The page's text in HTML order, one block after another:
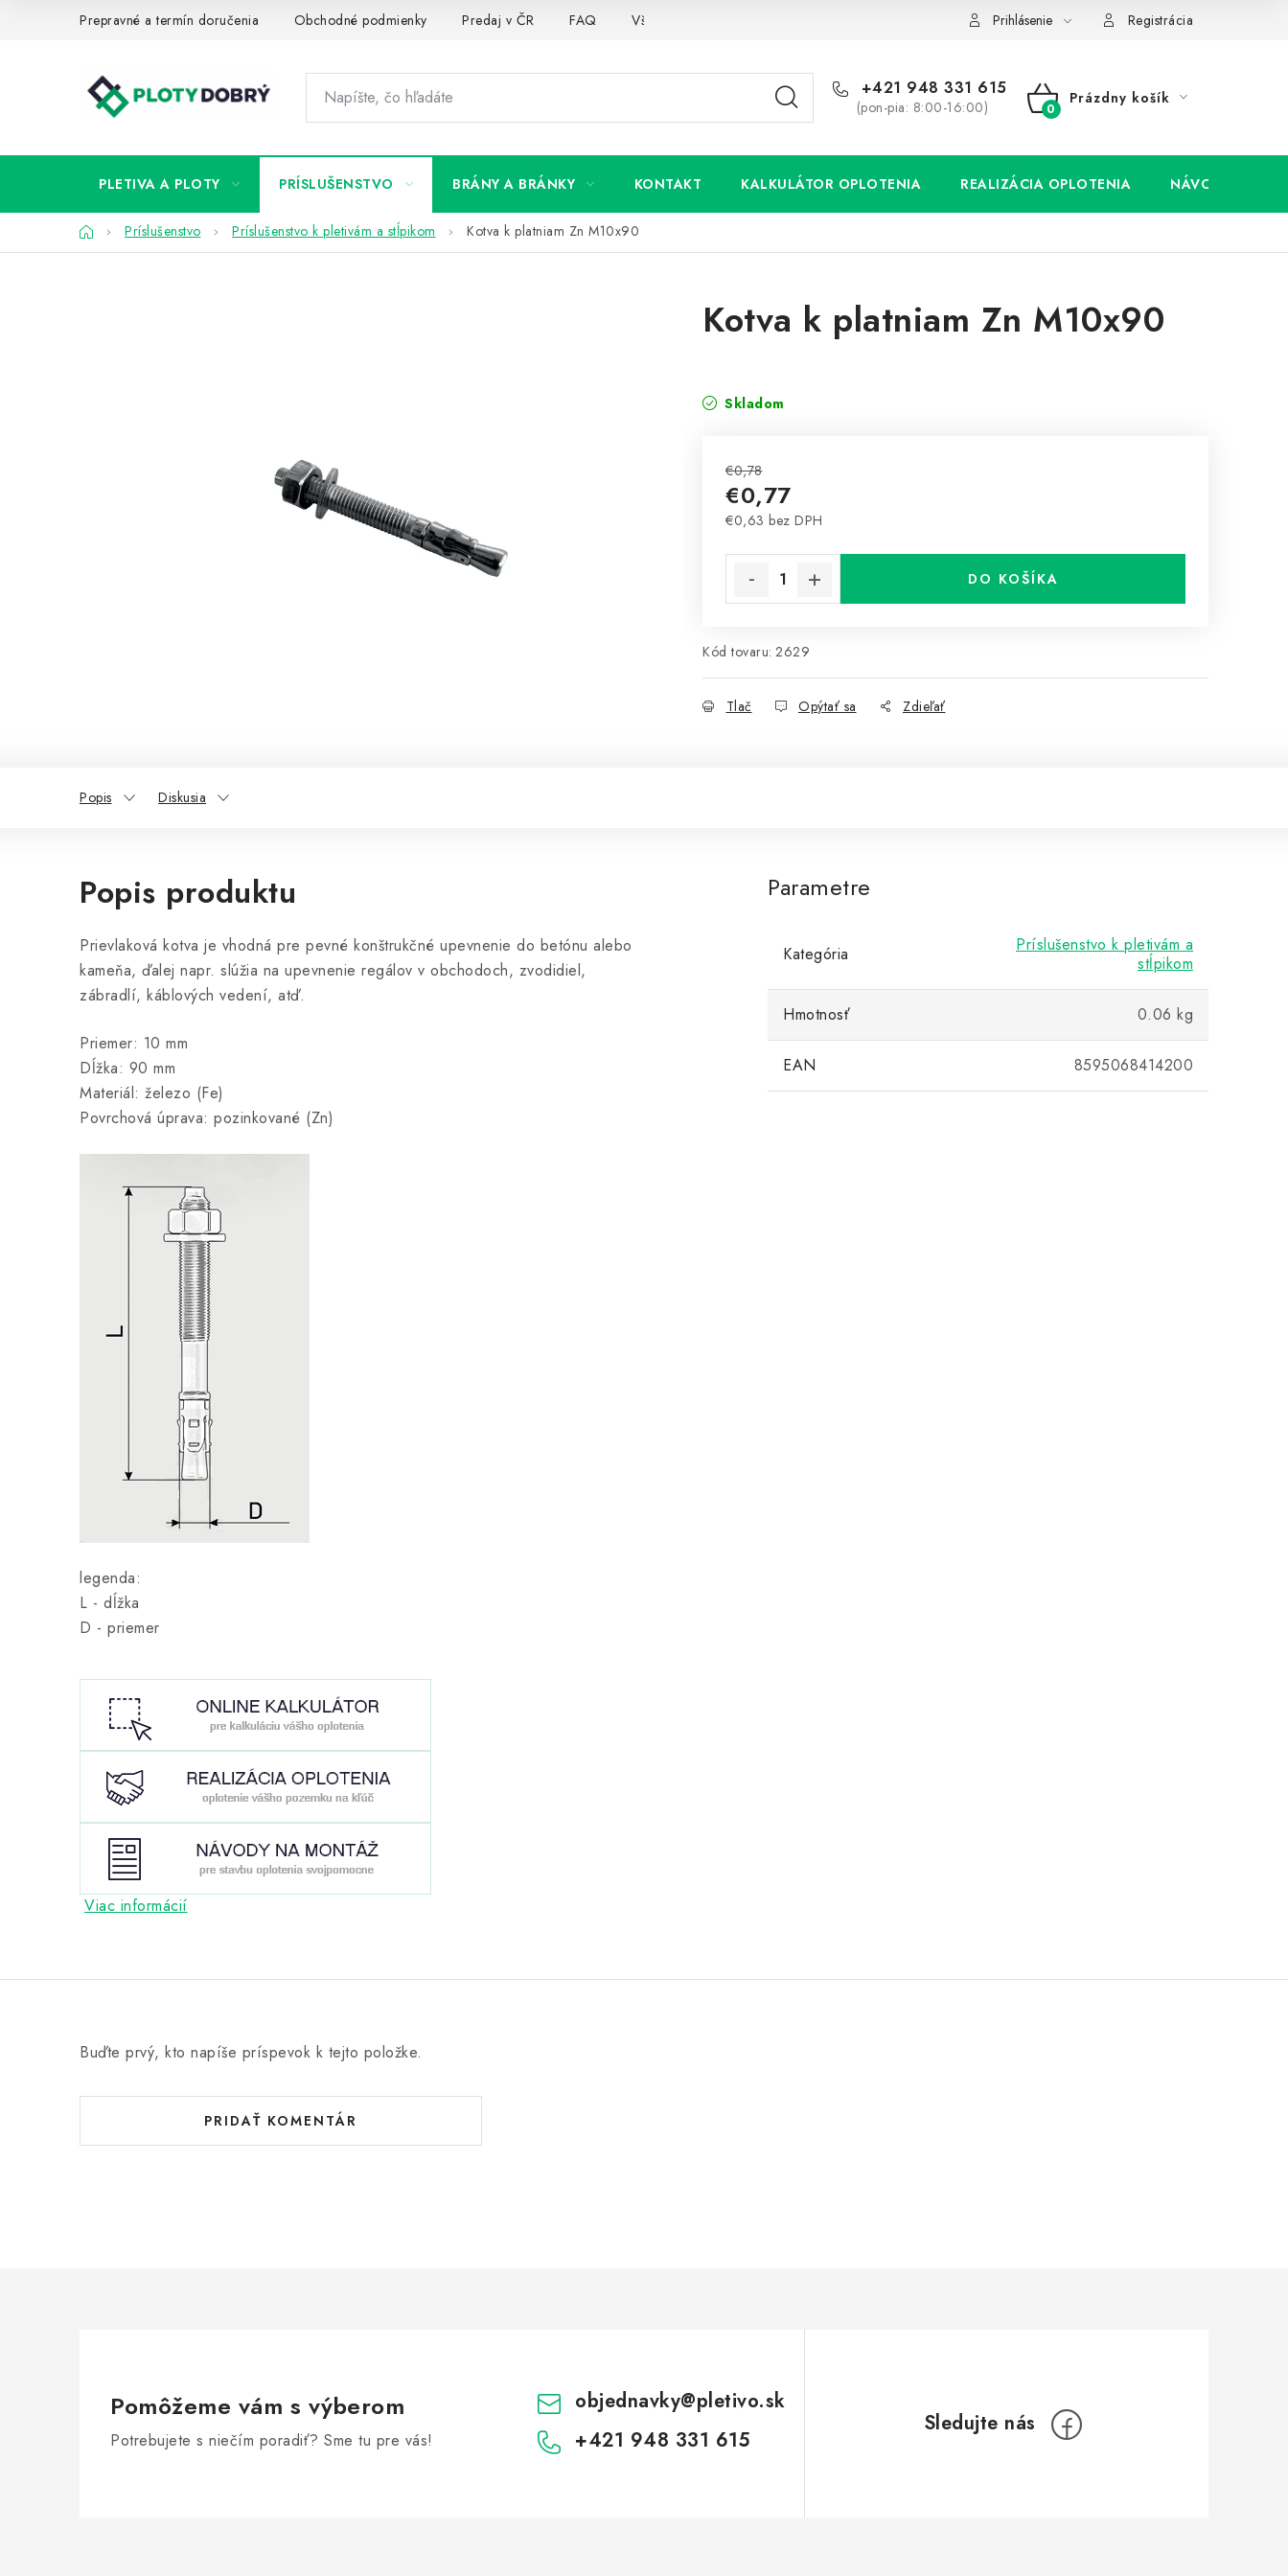
Prepravné a termín doručenia Obchodné podmienky Predaj v ČR FAQ Všetko o súboroch cookies Prihlásenie Registrácia
+421 948 331 615
(pon-pia: 8:00-16:00)
NÁKUPNÝ
Prázdny košík
PLETIVA A PLOTY PRÍSLUŠENSTVO BRÁNY A BRÁNKY KONTAKT KALKULÁTOR OPLOTENIA REALIZÁCIA OPLOTENIA NÁVODY
DomovPríslušenstvo Príslušenstvo k pletivám a stĺpikom Kotva k platniam Zn M10x90
Kotva k platniam Zn M10x90
Skladom
€0,78
€0,77
€0,63 bez DPH
DO KOŠÍKA
Kód tovaru: 2629
Tlač Opýtať sa Zdieľať
Popis Diskusia
Popis produktu
Prievlaková kotva je vhodná pre pevné konštrukčné upevnenie do betónu alebo
kameňa, ďalej napr. slúžia na upevnenie regálov v obchodoch, zvodidiel,
zábradlí, káblových vedení, atď.
Priemer: 10 mm
Dĺžka: 90 mm
Materiál: železo (Fe)
Povrchová úprava: pozinkované (Zn)
legenda:
L - dĺžka
D - priemer
Parametre
Kategória
Príslušenstvo k pletivám a
stĺpikom
Hmotnosť 0.06 kg
EAN 8595068414200
Viac informácií
Buďte prvý, kto napíše príspevok k tejto položke.
PRIDAŤ KOMENTÁR
Pomôžeme vám s výberom
Potrebujete s niečím poradiť? Sme tu pre vás!
objednavky@pletivo.sk
+421 948 331 615